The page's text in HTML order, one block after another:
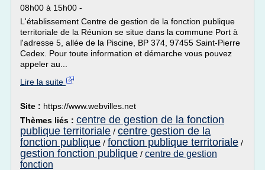
08h00 à 15h00 -
L'établissement Centre de gestion de la fonction publique
territoriale de la Réunion se situe dans la commune Port à
l'adresse 5, allée de la Piscine, BP 374, 97455 Saint-Pierre
Cedex. Pour toute information et démarche vous pouvez
appeler au...
Lire la suite
Site : https://www.webvilles.net
Thèmes liés : centre de gestion de la fonction
publique territoriale / centre gestion de la
fonction publique / fonction publique territoriale /
gestion fonction publique / centre de gestion
fonction